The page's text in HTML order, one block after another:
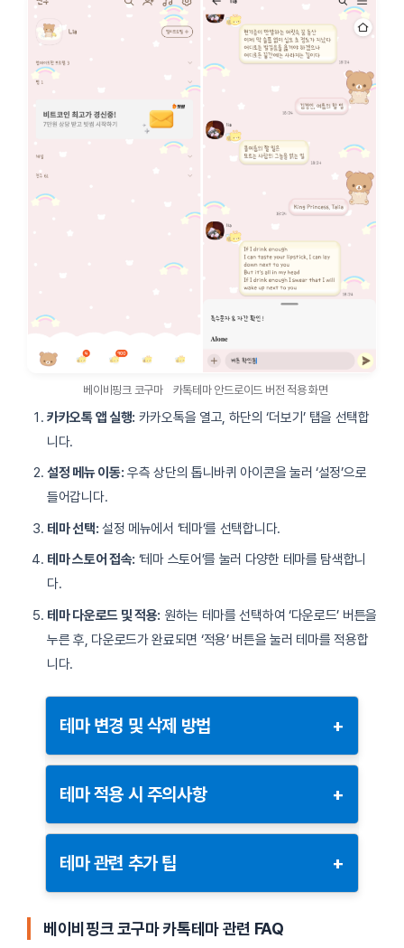
베이비핑크 코구마 카톡테마 안드로이드 버전 적용 화면
카카오톡 앱 실행: 카카오톡을 열고, 하단의 ‘더보기’ 탭을 선택합
니다.
설정 메뉴 이동: 우측 상단의 톱니바퀴 아이콘을 눌러 ‘설정’으로
들어갑니다.
테마 선택: 설정 메뉴에서 ‘테마’를 선택합니다.
테마 스토어 접속: ‘테마 스토어’를 눌러 다양한 테마를 탐색합니
다.
테마 다운로드 및 적용: 원하는 테마를 선택하여 ‘다운로드’ 버튼을
누른 후, 다운로드가 완료되면 ‘적용’ 버튼을 눌러 테마를 적용합
니다.
테마 변경 및 삭제 방법 +
테마 변경:
서 원하는 테마를 선택 후 적용합니다.
테마 적용 시 주의사항 +
테마를 적용하기 전 아래 주의사항을 확인하세요:
호환성 확인:
동하지 않을 수 있습니다.
테마 관련 추가 팁 +
으로 적용됩니다.
베이비핑크 코구마카톡테마 관련 FAQ